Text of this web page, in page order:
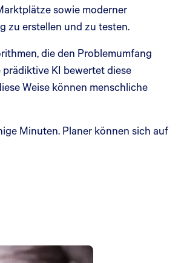
sowie moderner
zu erstellen und zu testen.
die den Problemumfang
KI bewertet diese
Weise können menschliche
Minuten. Planer können sich auf